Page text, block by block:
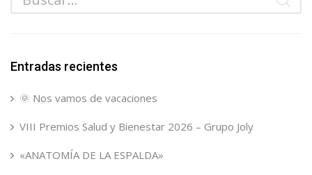
Entradas recientes
🌞 Nos vamos de vacaciones
VIII Premios Salud y Bienestar 2026 – Grupo Joly
«ANATOMÍA DE LA ESPALDA»